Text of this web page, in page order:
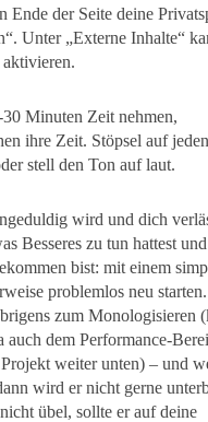
Ende der Seite deine
Unter „Externe Inhalte“
Minuten Zeit nehmen,
ihre Zeit. Stöpsel auf
stell den Ton auf laut.
wird und dich
Besseres zu tun hattest
bist: mit einem
problemlos neu starten.
zum Monologisieren
auch dem Performance-
weiter unten) – und
wird er nicht gerne
übel, sollte er auf deine